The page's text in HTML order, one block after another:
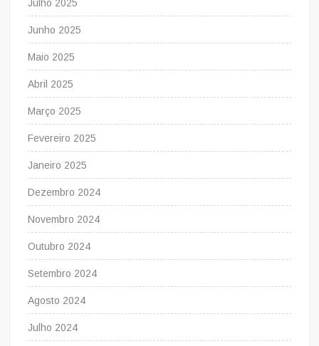
Julho 2025
Junho 2025
Maio 2025
Abril 2025
Março 2025
Fevereiro 2025
Janeiro 2025
Dezembro 2024
Novembro 2024
Outubro 2024
Setembro 2024
Agosto 2024
Julho 2024